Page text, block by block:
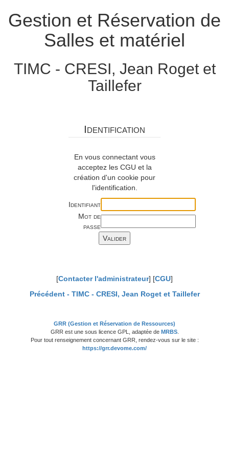
Gestion et Réservation de
Salles et matériel
TIMC - CRESI, Jean Roget et
Taillefer
Identification
En vous connectant vous
acceptez les CGU et la
création d'un cookie pour
l'identification.
Identifiant
Mot de
passe
[Contacter l'administrateur] [CGU]
Précédent - TIMC - CRESI, Jean Roget et Taillefer
GRR (Gestion et Réservation de Ressources)
GRR est une sous licence GPL, adaptée de MRBS.
Pour tout renseignement concernant GRR, rendez-vous sur le site :
https://grr.devome.com/